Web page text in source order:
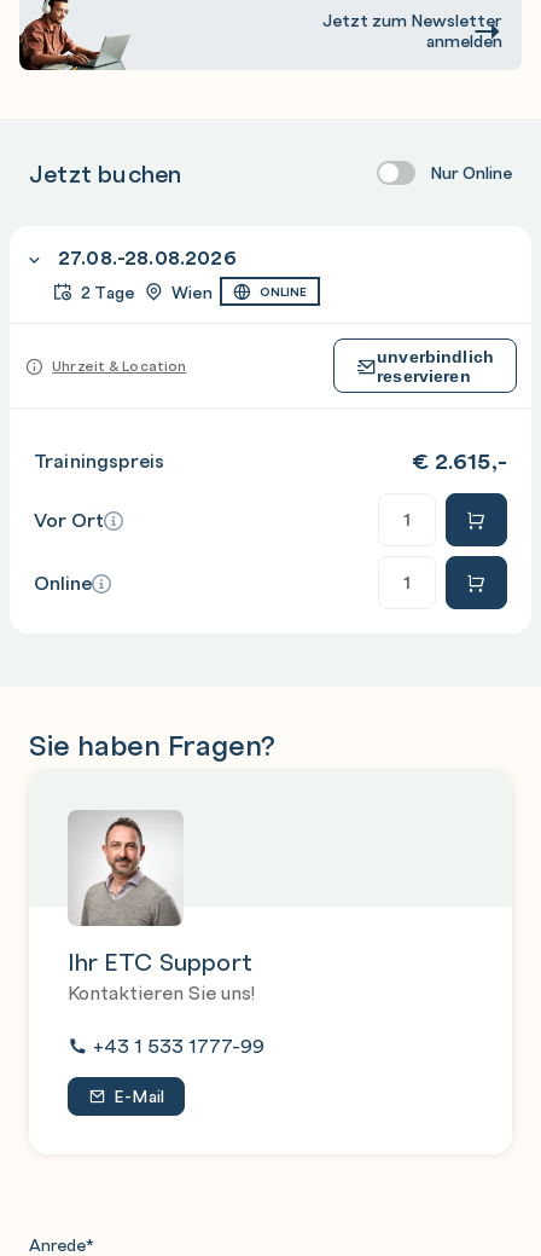
Jetzt zum Newsletter
anmelden
Jetzt buchen Nur Online
27.08.-28.08.2026
2 Tage Wien ONLINE
Uhrzeit & Location
unverbindlich
reservieren
Trainingspreis € 2.615,-
Vor Ort
Online
Sie haben Fragen?
Ihr ETC Support
Kontaktieren Sie uns!
+43 1 533 1777-99
E-Mail
Anrede*